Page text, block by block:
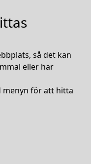
så det kan
eller har
menyn för att hitta